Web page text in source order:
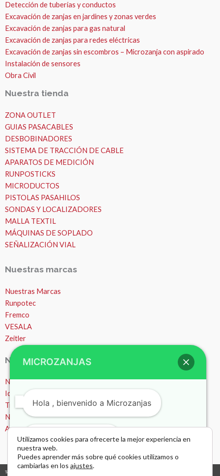
Detección de tuberías y conductos
Excavación de zanjas en jardines y zonas verdes
Excavación de zanjas para gas natural
Excavación de zanjas para redes eléctricas
Excavación de zanjas sin escombros – Microzanja con aspirado
Instalación de sensores
Obra Civil
Nuestra tienda
ZONA OUTLET
GUIAS PASACABLES
DESBOBINADORES
SISTEMA DE TRACCIÓN DE CABLE
APARATOS DE MEDICIÓN
RUNPOSTICKS
MICRODUCTOS
PISTOLAS PASAHILOS
SONDAS Y LOCALIZADORES
MALLA TEXTIL
MÁQUINAS DE SOPLADO
SEÑALIZACIÓN VIAL
Nuestras marcas
Nuestras Marcas
Runpotec
Fremco
VESALA
Zeitler
Nosotros
Nosotros
Ideas y consejos
Trabajos
Noticias
Ayuda – Preguntas Frecuentes (FAQ)
Todos los derechos © 2026 Microzanjas, canalizaciones y apertura de zanjas. |
Utilizamos cookies para ofrecerte la mejor experiencia en
nuestra web.
Puedes aprender más sobre qué cookies utilizamos o
cambiarlas en los ajustes.
MICROZANJAS
Hola , bienvenido a Microzanjas
¿Podemos ayudarte?